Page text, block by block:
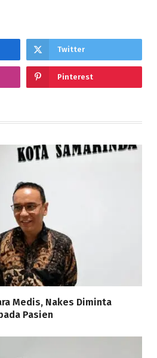
Twitter
Pinterest
Medis, Nakes Diminta
Pasien